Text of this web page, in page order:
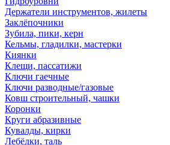
Держатели инструментов, жилеты
Заклёпочники
Зубила, пики, керн
Кельмы, гладилки, мастерки
Киянки
Клещи, пассатижи
Ключи гаечные
Ключи разводные/газовые
Ковш строительный, чашки
Коронки
Круги абразивные
Кувалды, кирки
Лебёдки, таль